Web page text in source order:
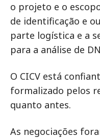
o projeto e o
de identificação e
parte logística e a
para a análise de
O CICV está
formalizado pelos
quanto antes.
As negociações